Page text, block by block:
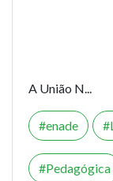
A União N...
enade
Pedagógica